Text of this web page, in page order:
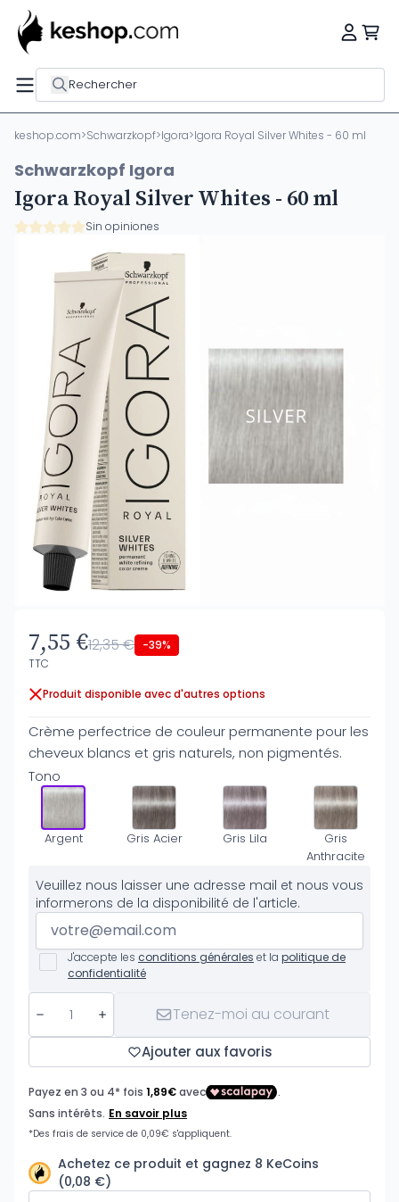
Rechercher
keshop.com>Schwarzkopf>Igora>Igora Royal Silver Whites - 60 ml
Schwarzkopf Igora
Igora Royal Silver Whites - 60 ml
Sin opiniones
7,55 €12,35 € -39%
TTC
Produit disponible avec d'autres options
Crème perfectrice de couleur permanente pour les
cheveux blancs et gris naturels, non pigmentés.
Tono
Argent Gris Acier Gris Lila
Gris
Anthracite
Veuillez nous laisser une adresse mail et nous vous
informerons de la disponibilité de l'article.
J'accepte les conditions générales et la politique de
confidentialité
Tenez-moi au courant
Ajouter aux favoris
Achetez ce produit et gagnez 8 KeCoins
(0,08 €)